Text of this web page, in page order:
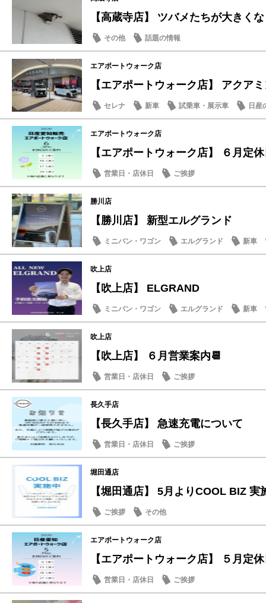
【高蔵寺店】 ツバメたちが大きく
その他 話題の情報
エアポートウォーク店
【エアポートウォーク店】 アクア
セレナ 新車 試乗車・展示車 日産
エアポートウォーク店
【エアポートウォーク店】 ６月定
営業日・店休日 ご挨拶
勝川店
【勝川店】 新型エルグランド
ミニバン・ワゴン エルグランド 新車
吹上店
【吹上店】 ELGRAND
ミニバン・ワゴン エルグランド 新車
吹上店
【吹上店】 ６月営業案内📆
営業日・店休日 ご挨拶
長久手店
【長久手店】 急速充電について
営業日・店休日 ご挨拶
堀田通店
【堀田通店】 5月よりCOOL BIZ 実
ご挨拶 その他
エアポートウォーク店
【エアポートウォーク店】 ５月定
営業日・店休日 ご挨拶